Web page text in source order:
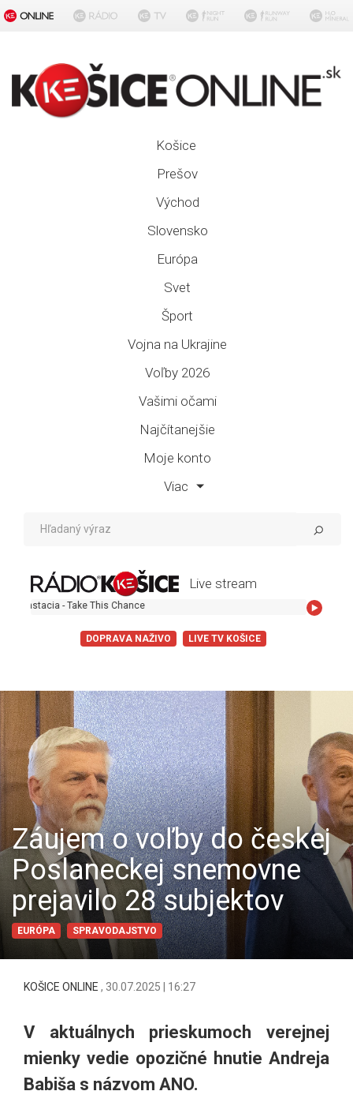
Košice
Prešov
Východ
Slovensko
Európa
Svet
Šport
Vojna na Ukrajine
Voľby 2026
Vašimi očami
Najčítanejšie
Moje konto
Viac
Live stream
- Take This Chance
DOPRAVA NAŽIVO LIVE TV KOŠICE
Záujem o voľby do českej
Poslaneckej snemovne
prejavilo 28 subjektov
EURÓPA SPRAVODAJSTVO
KOŠICE ONLINE , 30.07.2025 | 16:27
V aktuálnych prieskumoch verejnej
mienky vedie opozičné hnutie Andreja
Babiša s názvom ANO.